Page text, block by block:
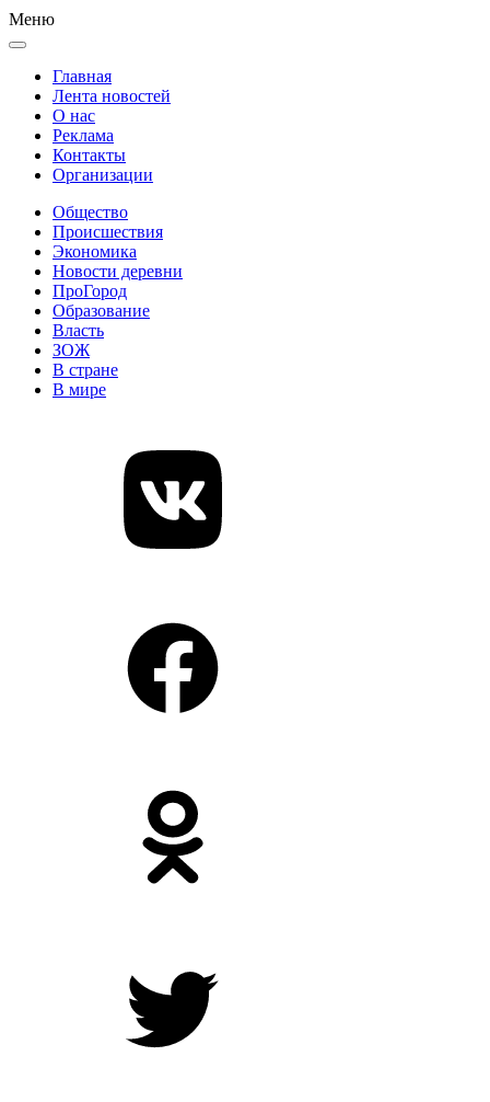
Меню
Главная
Лента новостей
О нас
Реклама
Контакты
Организации
Общество
Происшествия
Экономика
Новости деревни
ПроГород
Образование
Власть
ЗОЖ
В стране
В мире